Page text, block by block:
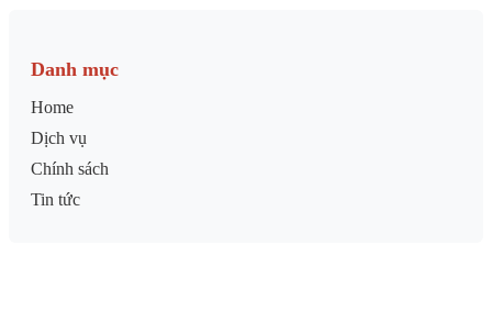
Danh mục
Home
Dịch vụ
Chính sách
Tin tức